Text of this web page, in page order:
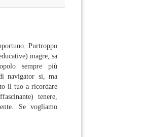
Purtroppo
magre, sa
sempre più
navigator si, ma
il tuo a ricordare
tenere,
Se vogliamo